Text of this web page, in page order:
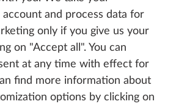
and process data for
only if you give us your
on "Accept all". You can
at any time with effect for
find more information about
options by clicking on
Hobby.
strony – Twoje korzyści